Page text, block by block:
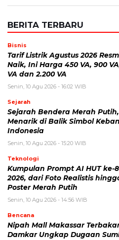
BERITA TERBARU
Bisnis
Tarif Listrik Agustus 2026
Naik, Ini Harga 450 VA, 900
VA dan 2.200 VA
Senin, 10 Agu 2026 - 16:02 WIB
Sejarah
Sejarah Bendera Merah
Menarik di Balik Simbol
Indonesia
Senin, 10 Agu 2026 - 15:20 WIB
Teknologi
Kumpulan Prompt AI HUT ke-
2026, dari Foto Realistis
Poster Merah Putih
Senin, 10 Agu 2026 - 14:56 WIB
Bencana
Nipah Mall Makassar
Damkar Ungkap Dugaan